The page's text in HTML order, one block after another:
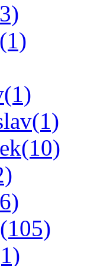
(1)
(1)
(1)
(10)
(105)